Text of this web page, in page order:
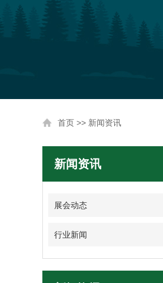
首页 >> 新闻资讯
新闻资讯
展会动态
行业新闻